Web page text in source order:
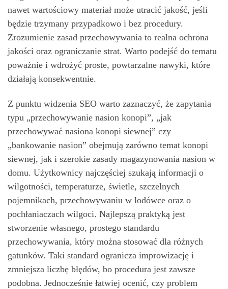
nawet wartościowy materiał może utracić jakość, jeśli
będzie trzymany przypadkowo i bez procedury.
Zrozumienie zasad przechowywania to realna ochrona
jakości oraz ograniczanie strat. Warto podejść do tematu
poważnie i wdrożyć proste, powtarzalne nawyki, które
działają konsekwentnie.
Z punktu widzenia SEO warto zaznaczyć, że zapytania
typu „przechowywanie nasion konopi”, „jak
przechowywać nasiona konopi siewnej” czy
„bankowanie nasion” obejmują zarówno temat konopi
siewnej, jak i szerokie zasady magazynowania nasion w
domu. Użytkownicy najczęściej szukają informacji o
wilgotności, temperaturze, świetle, szczelnych
pojemnikach, przechowywaniu w lodówce oraz o
pochłaniaczach wilgoci. Najlepszą praktyką jest
stworzenie własnego, prostego standardu
przechowywania, który można stosować dla różnych
gatunków. Taki standard ogranicza improwizację i
zmniejsza liczbę błędów, bo procedura jest zawsze
podobna. Jednocześnie łatwiej ocenić, czy problem